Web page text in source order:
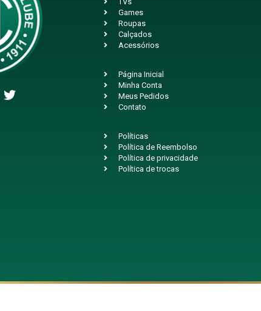
Games
Roupas
Calçados
Acessórios
Página Inicial
Minha Conta
Meus Pedidos
Contato
Políticas
Política de Reembolso
Política de privacidade
Política de trocas